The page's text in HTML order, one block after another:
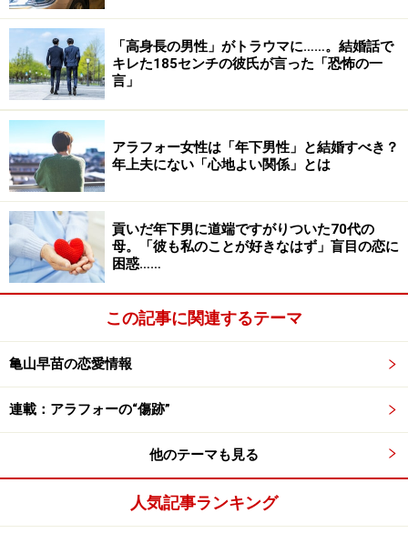
「車内ですることしたんじゃないですかね。夫は否定し
ていましたが。髪の毛くらい抜けることだってあるだろ
うと言ったから、結局、墓穴を掘って浮気がバレました｣
どこか抜けているのだ、彼女の夫は。
＞社内だけじゃない、夫の呆れた行動が露呈
※記事内容は執筆時点のものです。最新の内容をご確認くださ
い。
「高身長の男性」がトラウマに……。結婚話で
キレた185センチの彼氏が言った「恐怖の一
言」
アラフォー女性は「年下男性」と結婚すべき？
年上夫にない「心地よい関係」とは
貢いだ年下男に道端ですがりついた70代の
母。「彼も私のことが好きなはず」盲目の恋に
困惑……
この記事に関連するテーマ
亀山早苗の恋愛情報
連載：アラフォーの“傷跡”
他のテーマも見る
人気記事ランキング